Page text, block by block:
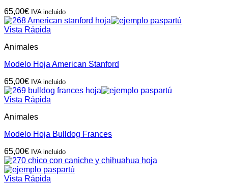
65,00€ IVA incluido
Vista Rápida
Animales
Modelo Hoja American Stanford
65,00€ IVA incluido
Vista Rápida
Animales
Modelo Hoja Bulldog Frances
65,00€ IVA incluido
Vista Rápida